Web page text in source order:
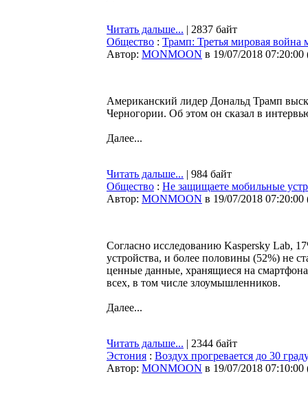
Читать дальше... | 2837 байт
Общество : Трамп: Третья мировая война
Автор: MONMOON в 19/07/2018 07:20:00
Американский лидер Дональд Трамп
Черногории. Об этом он сказал в
Далее...
Читать дальше... | 984 байт
Общество : Не защищаете мобильные
Автор: MONMOON в 19/07/2018 07:20:00
Согласно исследованию Kaspersky Lab,
устройства, и более половины (52%) не
ценные данные, хранящиеся на
всех, в том числе злоумышленников.
Далее...
Читать дальше... | 2344 байт
Эстония : Воздух прогревается до 30
Автор: MONMOON в 19/07/2018 07:10:00